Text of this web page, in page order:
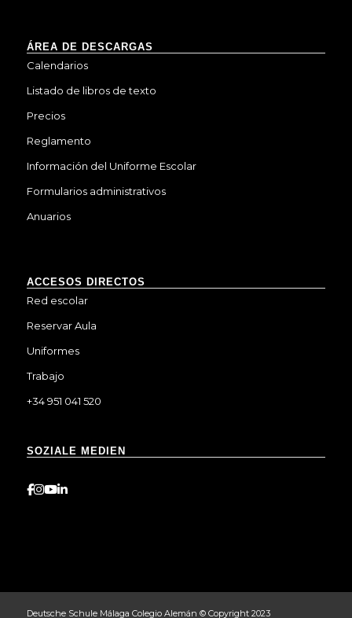
ÁREA DE DESCARGAS
Calendarios
Listado de libros de texto
Precios
Reglamento
Información del Uniforme Escolar
Formularios administrativos
Anuarios
ACCESOS DIRECTOS
Red escolar
Reservar Aula
Uniformes
Trabajo
+34 951 041 520
SOZIALE MEDIEN
Deutsche Schule Málaga Colegio Alemán © Copyright 2023